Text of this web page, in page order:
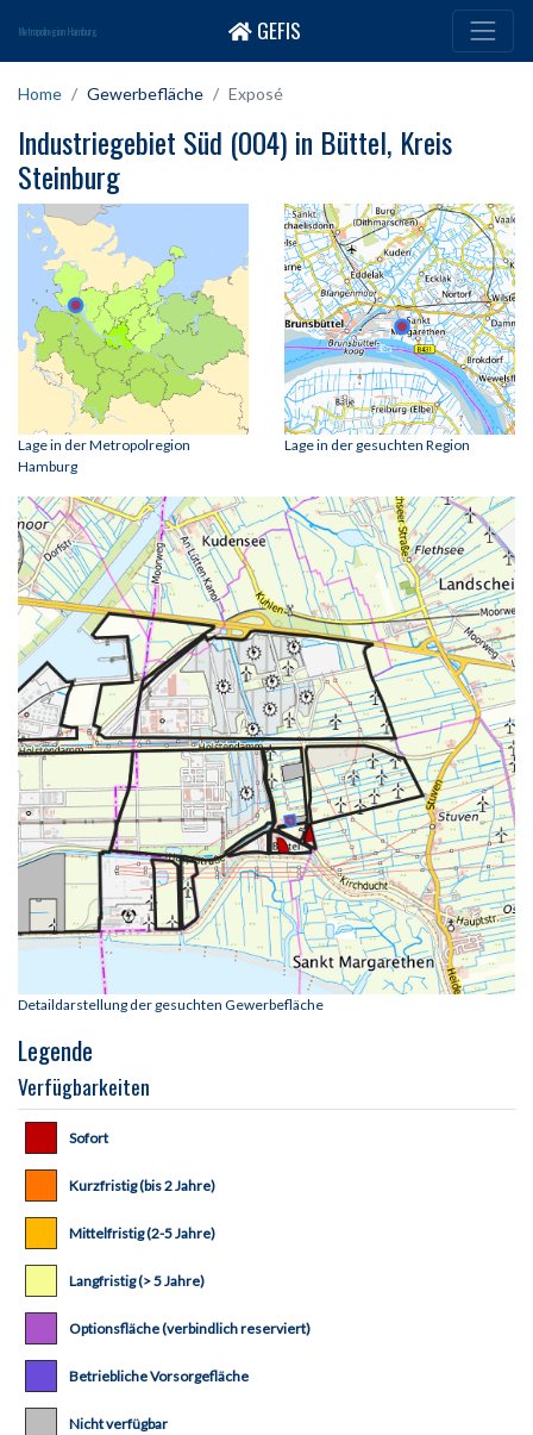
Metropolregion Hamburg GEFIS
Home Gewerbefläche Exposé
Industriegebiet Süd (004) in Büttel, Kreis
Steinburg
Lage in der Metropolregion
Hamburg
Lage in der gesuchten Region
Detaildarstellung der gesuchten Gewerbefläche
Legende
Verfügbarkeiten
Sofort
Kurzfristig (bis 2 Jahre)
Mittelfristig (2-5 Jahre)
Langfristig (> 5 Jahre)
Optionsfläche (verbindlich reserviert)
Betriebliche Vorsorgefläche
Nicht verfügbar